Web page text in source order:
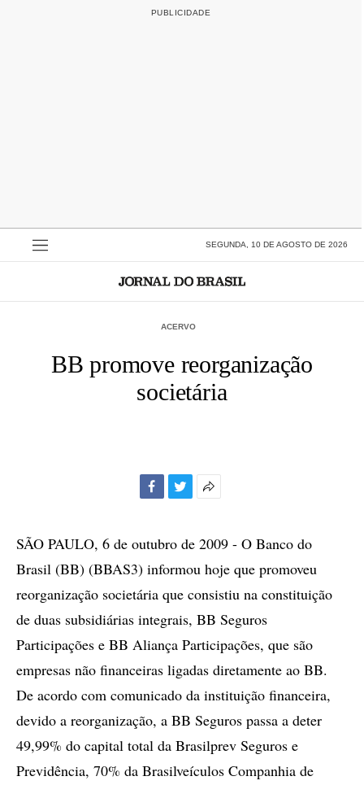
SEGUNDA, 10 DE AGOSTO DE 2026
ACERVO
BB promove reorganização
societária
compartilhamento
SÃO PAULO, 6 de outubro de 2009 - O Banco do
Brasil (BB) (BBAS3) informou hoje que promoveu
reorganização societária que consistiu na constituição
de duas subsidiárias integrais, BB Seguros
Participações e BB Aliança Participações, que são
empresas não financeiras ligadas diretamente ao BB.
De acordo com comunicado da instituição financeira,
devido a reorganização, a BB Seguros passa a deter
49,99% do capital total da Brasilprev Seguros e
Previdência, 70% da Brasilveículos Companhia de